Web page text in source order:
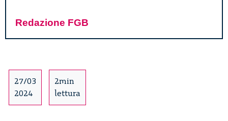
Redazione FGB
27/03
2024
2min
lettura